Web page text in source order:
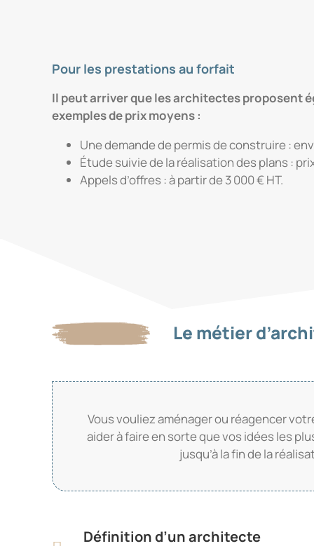
Pour les prestations au forfait
Il peut arriver que les architectes proposent
exemples de prix moyens :
Une demande de permis de construire :
Étude suivie de la réalisation des plans :
Appels d’offres : à partir de 3 000 € HT.
Le métier
Vous vouliez aménager ou réagencer
aider à faire en sorte que vos idées les
jusqu’à la fin de la
Définition d’un architecte